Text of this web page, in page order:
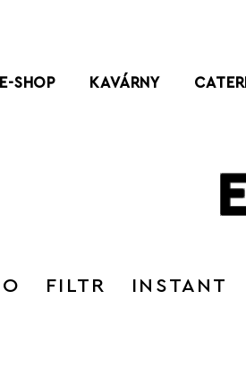
E-SHOP KAVÁRNY
FILTR INSTANT